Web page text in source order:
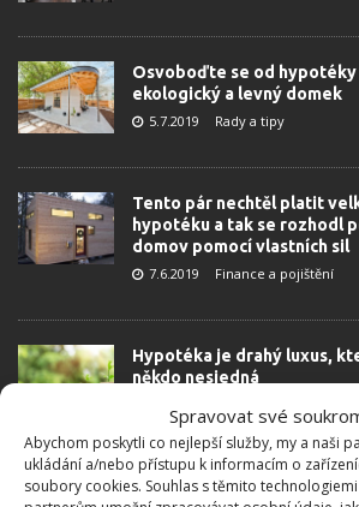
Spravovat své
Abychom poskytli co nejlepší služby, my a naši
ukládání a/nebo přístupu k informacím o
soubory cookies. Souhlas s těmito
Osvoboďte se od hypotéky
ekologický a levný domek
5.7.2019 Rady a tipy
Tento pár nechtěl platit
hypotéku a tak se rozhodl
domov pomocí vlastních sil
7.6.2019 Finance a pojištění
Hypotéka je drahý luxus,
někdo nesjedná